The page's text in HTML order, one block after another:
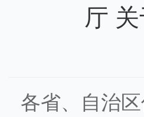
厅
各省、自治